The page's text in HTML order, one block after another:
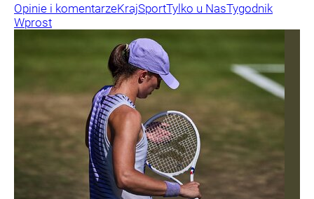
Opinie i komentarzeKrajSportTylko u NasTygodnik
Wprost